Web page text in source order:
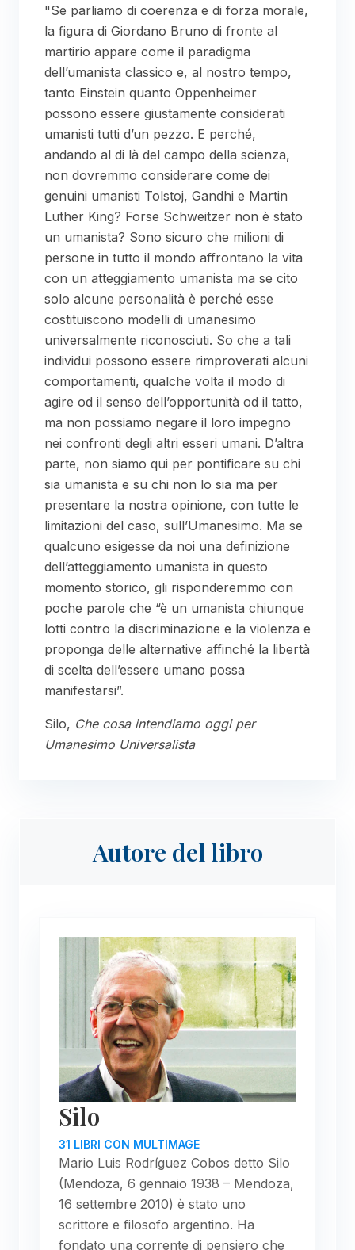
"Se parliamo di coerenza e di forza morale,
la figura di Giordano Bruno di fronte al
martirio appare come il paradigma
dell’umanista classico e, al nostro tempo,
tanto Einstein quanto Oppenheimer
possono essere giustamente considerati
umanisti tutti d’un pezzo. E perché,
andando al di là del campo della scienza,
non dovremmo considerare come dei
genuini umanisti Tolstoj, Gandhi e Martin
Luther King? Forse Schweitzer non è stato
un umanista? Sono sicuro che milioni di
persone in tutto il mondo affrontano la vita
con un atteggiamento umanista ma se cito
solo alcune personalità è perché esse
costituiscono modelli di umanesimo
universalmente riconosciuti. So che a tali
individui possono essere rimproverati alcuni
comportamenti, qualche volta il modo di
agire od il senso dell’opportunità od il tatto,
ma non possiamo negare il loro impegno
nei confronti degli altri esseri umani. D’altra
parte, non siamo qui per pontificare su chi
sia umanista e su chi non lo sia ma per
presentare la nostra opinione, con tutte le
limitazioni del caso, sull’Umanesimo. Ma se
qualcuno esigesse da noi una definizione
dell’atteggiamento umanista in questo
momento storico, gli risponderemmo con
poche parole che “è un umanista chiunque
lotti contro la discriminazione e la violenza e
proponga delle alternative affinché la libertà
di scelta dell’essere umano possa
manifestarsi”.
Silo, Che cosa intendiamo oggi per
Umanesimo Universalista
Autore del libro
Silo
31 LIBRI CON MULTIMAGE
Mario Luis Rodríguez Cobos detto Silo
(Mendoza, 6 gennaio 1938 – Mendoza,
16 settembre 2010) è stato uno
scrittore e filosofo argentino. Ha
fondato una corrente di pensiero che